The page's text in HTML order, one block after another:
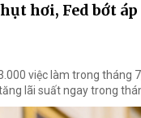
hơi, Fed bớt
việc làm trong tháng
lãi suất ngay trong